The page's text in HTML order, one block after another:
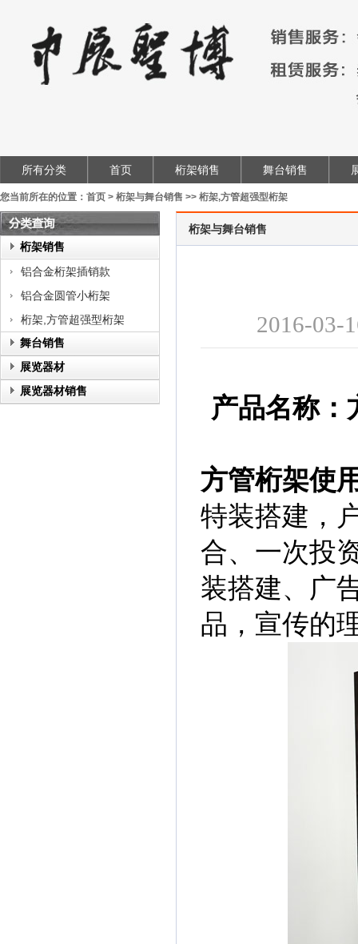
所有分类 首页 桁架销售 舞台销售
您当前所在的位置： 首页 > 桁架与舞台销售 >> 桁架,方管超强型桁架
桁架销售
铝合金桁架插销款
铝合金圆管小桁架
桁架,方管超强型桁架
舞台销售
展览器材
展览器材销售
桁架与舞台销售
2016-
产品名称：
方管桁架使
特装搭建，
合、一次投
装搭建、广
品，宣传的